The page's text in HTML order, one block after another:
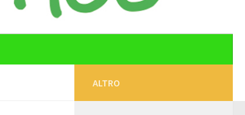
ALTRO